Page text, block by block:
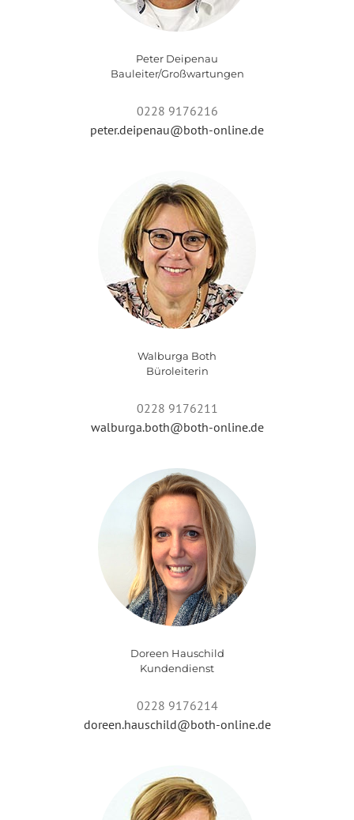
Peter Deipenau
Bauleiter/Großwartungen
0228 9176216
peter.deipenau@both-online.de
Walburga Both
Büroleiterin
0228 9176211
walburga.both@both-online.de
Doreen Hauschild
Kundendienst
0228 9176214
doreen.hauschild@both-online.de